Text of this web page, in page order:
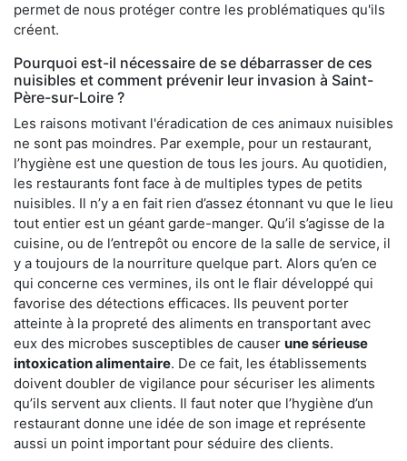
permet de nous protéger contre les problématiques qu'ils
créent.
Pourquoi est-il nécessaire de se débarrasser de ces
nuisibles et comment prévenir leur invasion à Saint-
Père-sur-Loire ?
Les raisons motivant l'éradication de ces animaux nuisibles
ne sont pas moindres. Par exemple, pour un restaurant,
l’hygiène est une question de tous les jours. Au quotidien,
les restaurants font face à de multiples types de petits
nuisibles. Il n’y a en fait rien d’assez étonnant vu que le lieu
tout entier est un géant garde-manger. Qu’il s’agisse de la
cuisine, ou de l’entrepôt ou encore de la salle de service, il
y a toujours de la nourriture quelque part. Alors qu’en ce
qui concerne ces vermines, ils ont le flair développé qui
favorise des détections efficaces. Ils peuvent porter
atteinte à la propreté des aliments en transportant avec
eux des microbes susceptibles de causer une sérieuse
intoxication alimentaire. De ce fait, les établissements
doivent doubler de vigilance pour sécuriser les aliments
qu’ils servent aux clients. Il faut noter que l’hygiène d’un
restaurant donne une idée de son image et représente
aussi un point important pour séduire des clients.